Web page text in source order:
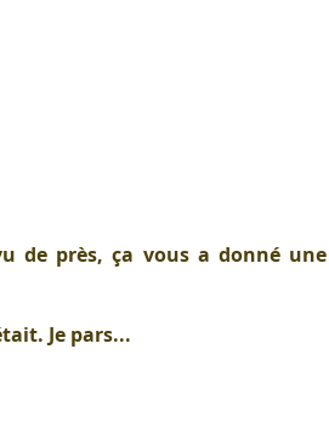
de près, ça vous a donné une
Je pars...